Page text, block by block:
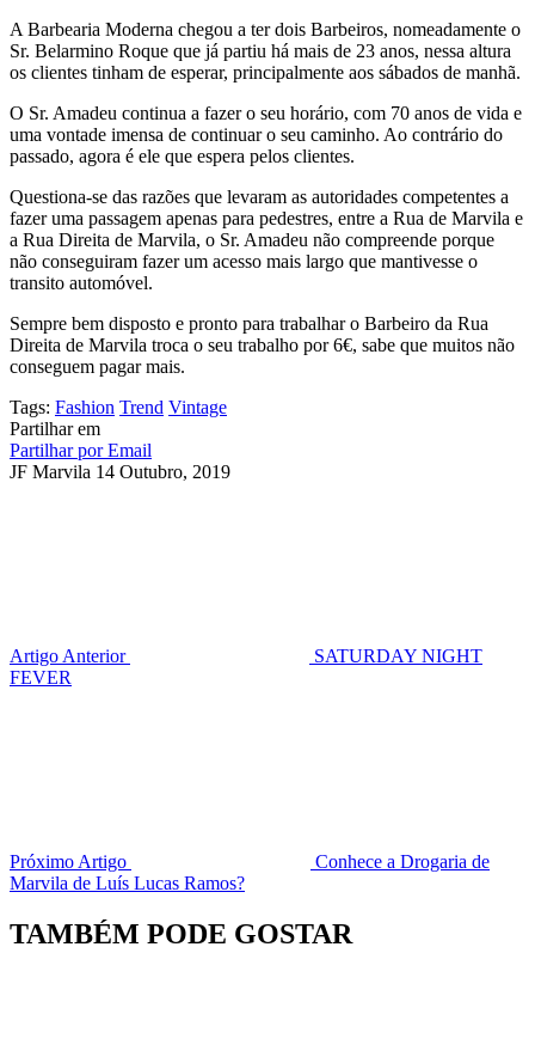
A Barbearia Moderna chegou a ter dois Barbeiros, nomeadamente o
Sr. Belarmino Roque que já partiu há mais de 23 anos, nessa altura
os clientes tinham de esperar, principalmente aos sábados de manhã.
O Sr. Amadeu continua a fazer o seu horário, com 70 anos de vida e
uma vontade imensa de continuar o seu caminho. Ao contrário do
passado, agora é ele que espera pelos clientes.
Questiona-se das razões que levaram as autoridades competentes a
fazer uma passagem apenas para pedestres, entre a Rua de Marvila e
a Rua Direita de Marvila, o Sr. Amadeu não compreende porque
não conseguiram fazer um acesso mais largo que mantivesse o
transito automóvel.
Sempre bem disposto e pronto para trabalhar o Barbeiro da Rua
Direita de Marvila troca o seu trabalho por 6€, sabe que muitos não
conseguem pagar mais.
Tags: Fashion Trend Vintage
Partilhar em
Partilhar por Email
JF Marvila 14 Outubro, 2019
Artigo Anterior
SATURDAY NIGHT
FEVER
Próximo Artigo
Conhece a Drogaria de
Marvila de Luís Lucas Ramos?
TAMBÉM PODE GOSTAR